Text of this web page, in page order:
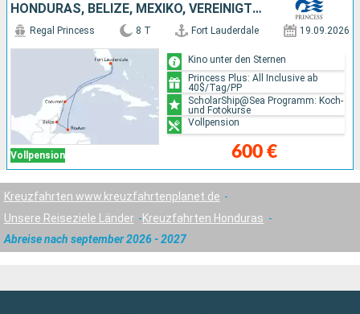
HONDURAS, BELIZE, MEXIKO, VEREINIGTE STAATEN VON AMERIKA
Vollpension
Regal Princess 8 T Fort Lauderdale 19.09.2026
600 €
Kino unter den Sternen
Princess Plus: All Inclusive ab
40$/Tag/PP
ScholarShip@Sea Programm: Koch-
und Fotokurse
Vollpension
Kreuzfahrten www.kreuzfahrtenplanet.de
Unsere Reiseziele Länder
Kreuzfahrten Honduras
Abreise nach september 2026 - 2027